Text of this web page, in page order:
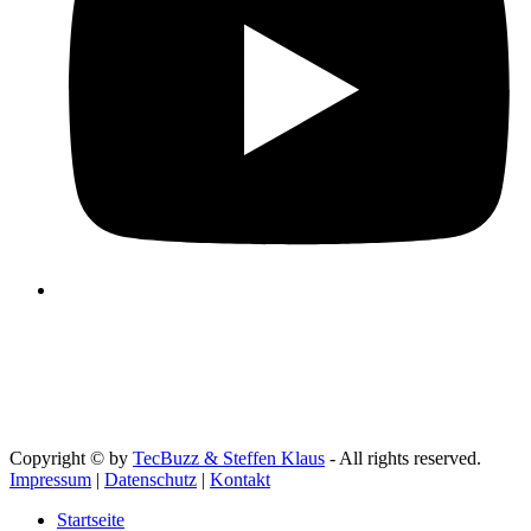
Copyright © by TecBuzz & Steffen Klaus - All rights reserved.
Impressum | Datenschutz | Kontakt
Startseite